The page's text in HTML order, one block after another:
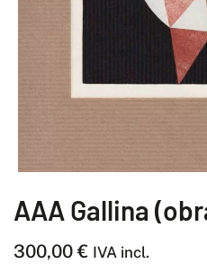
AAA Gallina
300,00€ IVA incl.